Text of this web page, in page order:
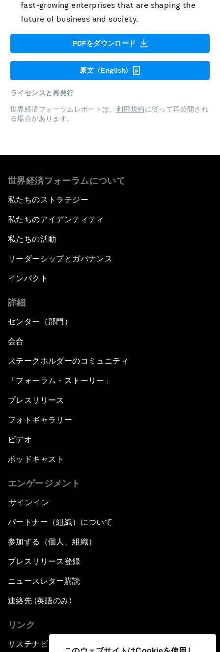
fast-growing enterprises that are shaping the
future of business and society.
PDFをダウンロード
原文（English)
ライセンスと再発行
世界経済フォーラムレポートは、 利用規約に従って再公開され
る場合があります。
世界経済フォーラムについて
私たちのストラテジー
私たちのアイデンティティ
私たちの活動
リーダーシップとガバナンス
インパクト
詳細
センター（部門）
会合
ステークホルダーのコミュニティ
「フォーラム・ストーリー」
プレスリリース
フォトギャラリー
ビデオ
ポッドキャスト
エンゲージメント
サインイン
パートナー（組織）について
参加する（個人、組織）
プレスリリース登録
ニュースレター購読
連絡先 (英語のみ)
リンク
サステナビリティへの取り組み